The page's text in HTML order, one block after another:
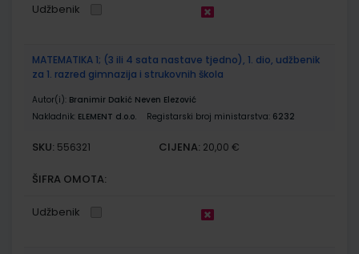
Udžbenik
MATEMATIKA 1; (3 ili 4 sata nastave tjedno), 1. dio, udžbenik
za 1. razred gimnazija i strukovnih škola
Autor(i): Branimir Dakić Neven Elezović
Nakladnik: ELEMENT d.o.o. Registarski broj ministarstva: 6232
SKU: 556321 CIJENA: 20,00 €
ŠIFRA OMOTA:
Udžbenik